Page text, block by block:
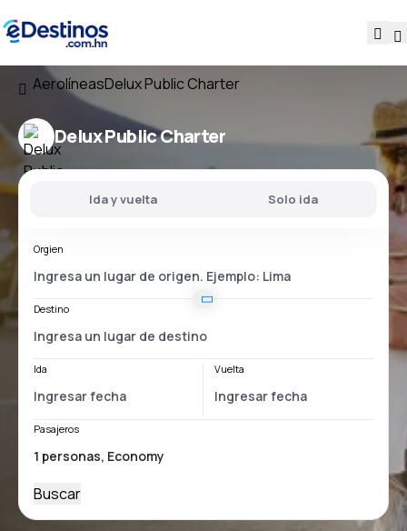
AerolíneasDelux Public Charter
Delux Public Charter
Ida y vuelta Solo ida
Orgien
Destino
Ida Vuelta
Pasajeros
Buscar